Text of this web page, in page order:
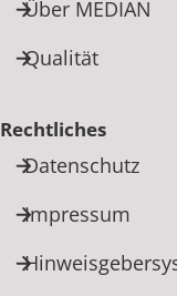
Über MEDIAN
Qualität
Rechtliches
Datenschutz
Impressum